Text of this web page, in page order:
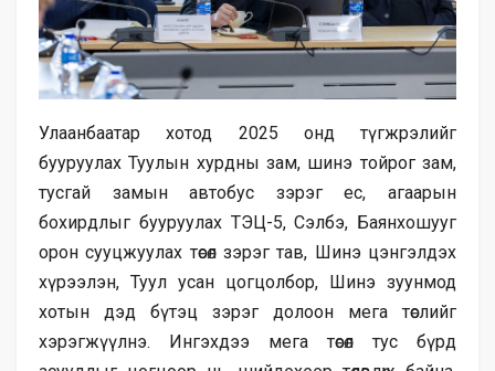
Улаанбаатар хотод 2025 онд түгжрэлийг
бууруулах Туулын хурдны зам, шинэ тойрог зам,
тусгай замын автобус зэрэг ес, агаарын
бохирдлыг бууруулах ТЭЦ-5, Сэлбэ, Баянхошууг
орон сууцжуулах төсөл зэрэг тав, Шинэ цэнгэлдэх
хүрээлэн, Туул усан цогцолбор, Шинэ зуунмод
хотын дэд бүтэц зэрэг долоон мега төслийг
хэрэгжүүлнэ. Ингэхдээ мега төсөл тус бүрд